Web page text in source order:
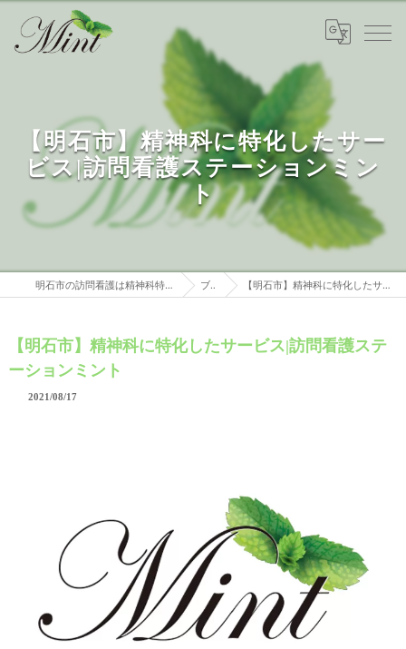
【明石市】精神科に特化したサー
ビス|訪問看護ステーションミン
ト
明石市の訪問看護は精神科特化 訪問看護ステーションミント ブログ 【明石市】精神科に特化したサービス|訪問看護ステーションミント
【明石市】精神科に特化したサービス|訪問看護ステ
ーションミント
2021/08/17